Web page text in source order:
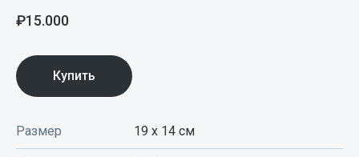
₽15.000
Купить
Размер 19 x 14см